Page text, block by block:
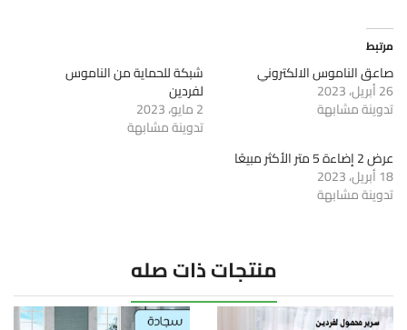
مرتبط
صاعق الناموس الالكتروني
26 أبريل، 2023
تدوينة مشابهة
شبكة للحماية من الناموس
لفردين
2 مايو، 2023
تدوينة مشابهة
عرض 2 إضاءة 5 متر الأكثر مبيعًا
18 أبريل، 2023
تدوينة مشابهة
منتجات ذات صله